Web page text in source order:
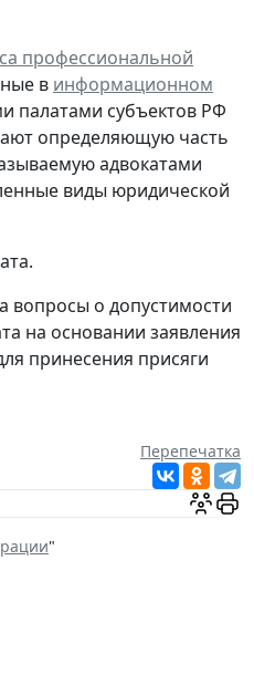
профессиональной
в информационном
палатами субъектов РФ
определяющую часть
адвокатами
виды юридической
вопросы о допустимости
на основании заявления
принесения присяги
Перепечатка
"